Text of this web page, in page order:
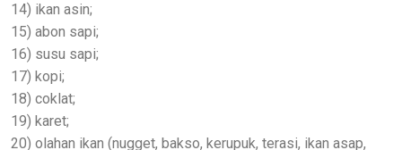
14) ikan asin;
15) abon sapi;
16) susu sapi;
17) kopi;
18) coklat;
19) karet;
20) olahan ikan (nugget, bakso, kerupuk, terasi, ikan asap,